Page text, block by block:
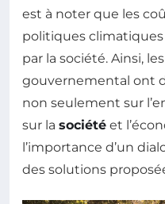
est à noter que les
politiques
par la société. Ainsi,
gouvernemental ont
non seulement sur
sur la société et
l’importance d’un
des solutions